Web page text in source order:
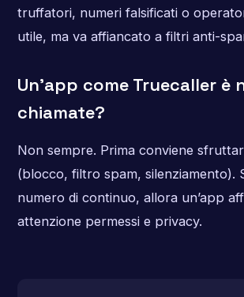
truffatori, numeri falsificati o
utile, ma va affiancato a filtri anti-
Un’app come Truecaller
chiamate?
Non sempre. Prima conviene
(blocco, filtro spam, silenziamento).
numero di continuo, allora un’app
attenzione permessi e privacy.